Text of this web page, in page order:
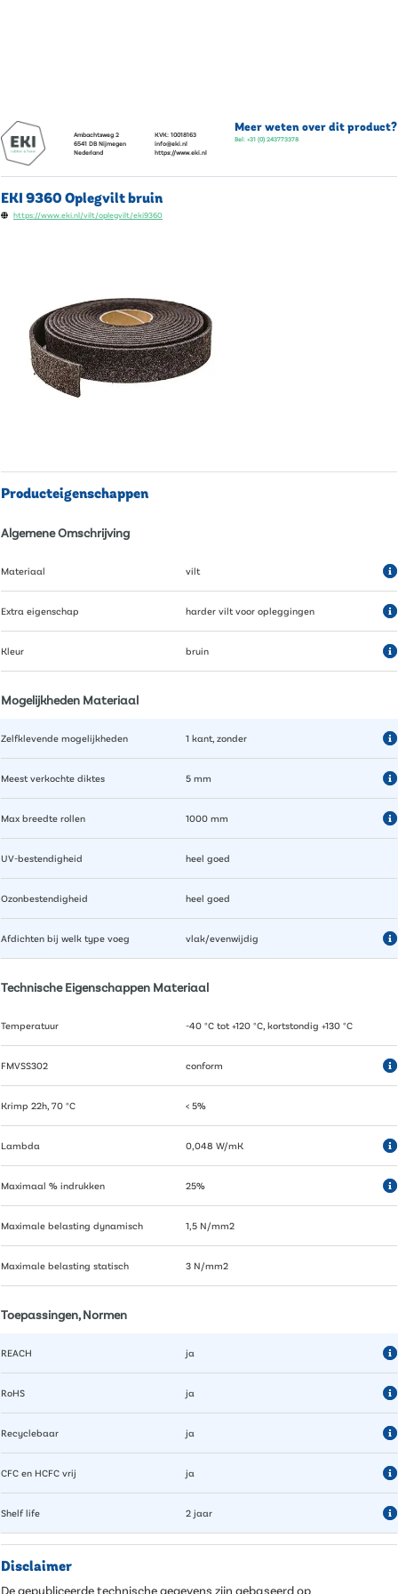
Ambachtsweg 2
6541 DB Nijmegen
Nederland
KVK: 10018163
info@eki.nl
https://www.eki.nl
Meer weten over dit product?
Bel: +31 (0) 243773378
EKI 9360 Oplegvilt bruin
https://www.eki.nl/vilt/oplegvilt/eki9360
Producteigenschappen
Algemene Omschrijving
Materiaal vilt
Extra eigenschap harder vilt voor opleggingen
Kleur bruin
Mogelijkheden Materiaal
Zelfklevende mogelijkheden 1 kant, zonder
Meest verkochte diktes 5 mm
Max breedte rollen 1000 mm
UV-bestendigheid heel goed
Ozonbestendigheid heel goed
Afdichten bij welk type voeg vlak/evenwijdig
Technische Eigenschappen Materiaal
Temperatuur -40 °C tot +120 °C, kortstondig +130 °C
FMVSS302 conform
Krimp 22h, 70 °C < 5%
Lambda 0,048 W/mK
Maximaal % indrukken 25%
Maximale belasting dynamisch 1,5 N/mm2
Maximale belasting statisch 3 N/mm2
Toepassingen, Normen
REACH ja
RoHS ja
Recyclebaar ja
CFC en HCFC vrij ja
Shelf life 2 jaar
Disclaimer
De gepubliceerde technische gegevens zijn gebaseerd op